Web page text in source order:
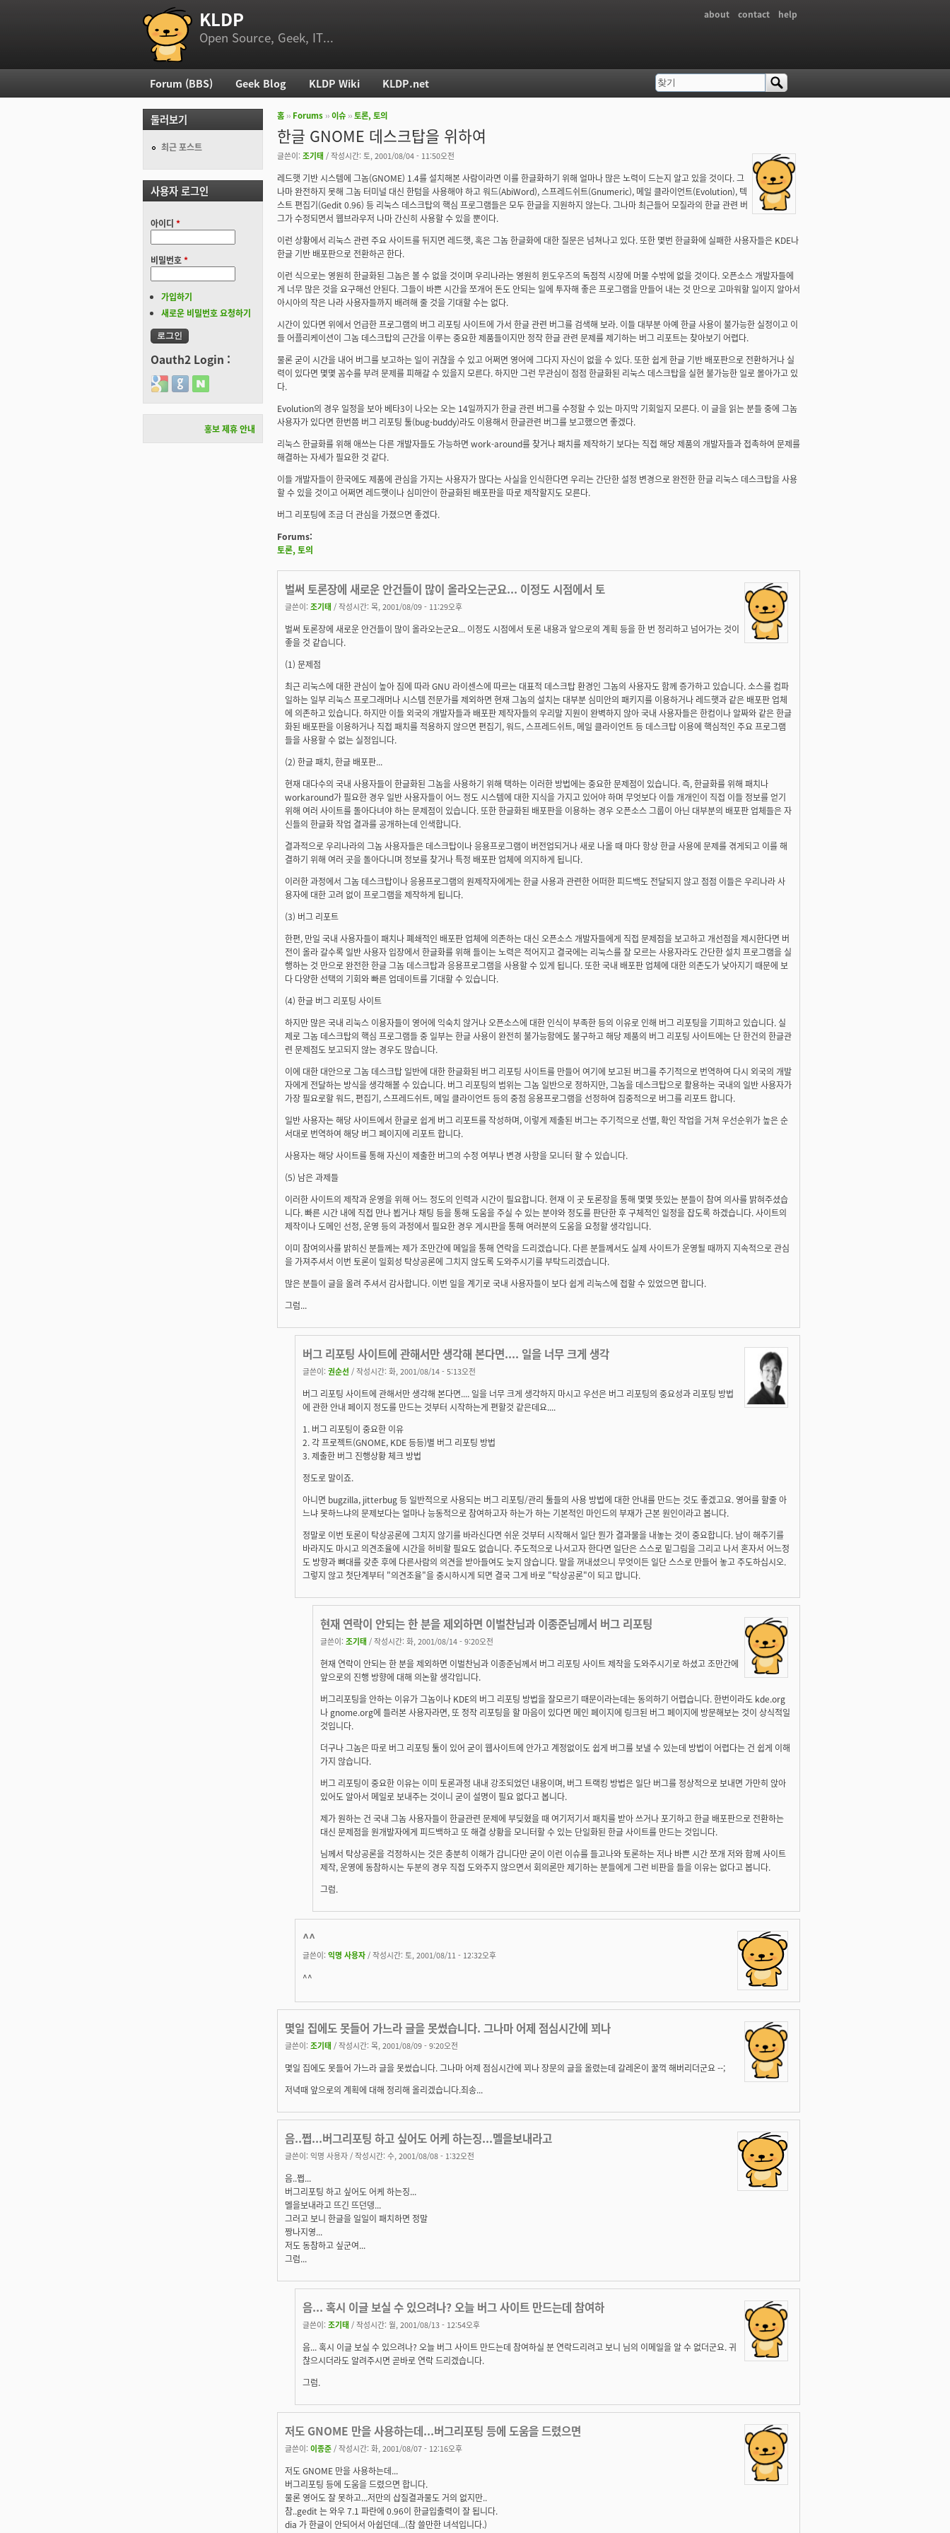
부 메뉴
about contact help
KLDP
Open Source, Geek, IT...
현재 위치
홈 ›› Forums ››이슈 ››토론, 토의
한글 GNOME 데스크탑을 위하여
글쓴이: 조기태 / 작성시간: 토, 2001/08/04 - 11:50오전
레드햇 기반 시스템에 그놈(GNOME) 1.4를 설치해본 사람이라면 이를 한글화하기 위해 얼마나 많은 노력이 드는지 알고 있을 것이다. 그
나마 완전하지 못해 그놈 터미널 대신 한텀을 사용해야 하고 워드(AbiWord), 스프레드쉬트(Gnumeric), 메일 클라이언트(Evolution), 텍
스트 편집기(Gedit 0.96) 등 리눅스 데스크탑의 핵심 프로그램들은 모두 한글을 지원하지 않는다. 그나마 최근들어 모질라의 한글 관련 버
그가 수정되면서 웹브라우저 나마 간신히 사용할 수 있을 뿐이다.
이런 상황에서 리눅스 관련 주요 사이트를 뒤지면 레드햇, 혹은 그놈 한글화에 대한 질문은 넘쳐나고 있다. 또한 몇번 한글화에 실패한 사용자들은 KDE나
한글 기반 배포판으로 전환하곤 한다.
이런 식으로는 영원히 한글화된 그놈은 볼 수 없을 것이며 우리나라는 영원히 윈도우즈의 독점적 시장에 머물 수밖에 없을 것이다. 오픈소스 개발자들에
게 너무 많은 것을 요구해선 안된다. 그들이 바쁜 시간을 쪼개어 돈도 안되는 일에 투자해 좋은 프로그램을 만들어 내는 것 만으로 고마워할 일이지 알아서
아시아의 작은 나라 사용자들까지 배려해 줄 것을 기대할 수는 없다.
시간이 있다면 위에서 언급한 프로그램의 버그 리포팅 사이트에 가서 한글 관련 버그를 검색해 보라. 이들 대부분 아예 한글 사용이 불가능한 실정이고 이
들 어플리케이션이 그놈 데스크탑의 근간을 이루는 중요한 제품들이지만 정작 한글 관련 문제를 제기하는 버그 리포트는 찾아보기 어렵다.
물론 굳이 시간을 내어 버그를 보고하는 일이 귀찮을 수 있고 어쩌면 영어에 그다지 자신이 없을 수 있다. 또한 쉽게 한글 기반 배포판으로 전환하거나 실
력이 있다면 몇몇 꼼수를 부려 문제를 피해갈 수 있을지 모른다. 하지만 그런 무관심이 점점 한글화된 리눅스 데스크탑을 실현 불가능한 일로 몰아가고 있
다.
Evolution의 경우 일정을 보아 베타3이 나오는 오는 14일까지가 한글 관련 버그를 수정할 수 있는 마지막 기회일지 모른다. 이 글을 읽는 분들 중에 그놈
사용자가 있다면 한번쯤 버그 리포팅 툴(bug-buddy)라도 이용해서 한글관련 버그를 보고했으면 좋겠다.
리눅스 한글화를 위해 애쓰는 다른 개발자들도 가능하면 work-around를 찾거나 패치를 제작하기 보다는 직접 해당 제품의 개발자들과 접촉하여 문제를
해결하는 자세가 필요한 것 같다.
이들 개발자들이 한국에도 제품에 관심을 가지는 사용자가 많다는 사실을 인식한다면 우리는 간단한 설정 변경으로 완전한 한글 리눅스 데스크탑을 사용
할 수 있을 것이고 어쩌면 레드햇이나 심미안이 한글화된 배포판을 따로 제작할지도 모른다.
버그 리포팅에 조금 더 관심을 가졌으면 좋겠다.
Forums:
토론, 토의
벌써 토론장에 새로운 안건들이 많이 올라오는군요... 이정도 시점에서 토
글쓴이: 조기태 / 작성시간: 목, 2001/08/09 - 11:29오후
벌써 토론장에 새로운 안건들이 많이 올라오는군요... 이정도 시점에서 토론 내용과 앞으로의 계획 등을 한 번 정리하고 넘어가는 것이
좋을 것 같습니다.
(1) 문제점
최근 리눅스에 대한 관심이 높아 짐에 따라 GNU 라이센스에 따르는 대표적 데스크탑 환경인 그놈의 사용자도 함께 증가하고 있습니다. 소스를 컴파
일하는 일부 리눅스 프로그래머나 시스템 전문가를 제외하면 현재 그놈의 설치는 대부분 심미안의 패키지를 이용하거나 레드햇과 같은 배포판 업체
에 의존하고 있습니다. 하지만 이들 외국의 개발자들과 배포판 제작자들의 우리말 지원이 완벽하지 않아 국내 사용자들은 한컴이나 알짜와 같은 한글
화된 배포판을 이용하거나 직접 패치를 적용하지 않으면 편집기, 워드, 스프레드쉬트, 메일 클라이언트 등 데스크탑 이용에 핵심적인 주요 프로그램
들을 사용할 수 없는 실정입니다.
(2) 한글 패치, 한글 배포판...
현재 대다수의 국내 사용자들이 한글화된 그놈을 사용하기 위해 택하는 이러한 방법에는 중요한 문제점이 있습니다. 즉, 한글화를 위해 패치나
workaround가 필요한 경우 일반 사용자들이 어느 정도 시스템에 대한 지식을 가지고 있어야 하며 무엇보다 이들 개개인이 직접 이들 정보를 얻기
위해 여러 사이트를 돌아다녀야 하는 문제점이 있습니다. 또한 한글화된 배포판을 이용하는 경우 오픈소스 그룹이 아닌 대부분의 배포판 업체들은 자
신들의 한글화 작업 결과를 공개하는데 인색합니다.
결과적으로 우리나라의 그놈 사용자들은 데스크탑이나 응용프로그램이 버전업되거나 새로 나올 때 마다 항상 한글 사용에 문제를 겪게되고 이를 해
결하기 위해 여러 곳을 돌아다니며 정보를 찾거나 특정 배포판 업체에 의지하게 됩니다.
이러한 과정에서 그놈 데스크탑이나 응용프로그램의 원제작자에게는 한글 사용과 관련한 어떠한 피드백도 전달되지 않고 점점 이들은 우리나라 사
용자에 대한 고려 없이 프로그램을 제작하게 됩니다.
(3) 버그 리포트
한편, 만일 국내 사용자들이 패치나 폐쇄적인 배포판 업체에 의존하는 대신 오픈소스 개발자들에게 직접 문제점을 보고하고 개선점을 제시한다면 버
전이 올라 갈수록 일반 사용자 입장에서 한글화를 위해 들이는 노력은 적어지고 결국에는 리눅스를 잘 모르는 사용자라도 간단한 설치 프로그램을 실
행하는 것 만으로 완전한 한글 그놈 데스크탑과 응용프로그램을 사용할 수 있게 됩니다. 또한 국내 배포판 업체에 대한 의존도가 낮아지기 때문에 보
다 다양한 선택의 기회와 빠른 업데이트를 기대할 수 있습니다.
(4) 한글 버그 리포팅 사이트
하지만 많은 국내 리눅스 이용자들이 영어에 익숙치 않거나 오픈소스에 대한 인식이 부족한 등의 이유로 인해 버그 리포팅을 기피하고 있습니다. 실
제로 그놈 데스크탑의 핵심 프로그램들 중 일부는 한글 사용이 완전히 불가능함에도 불구하고 해당 제품의 버그 리포팅 사이트에는 단 한건의 한글관
련 문제점도 보고되지 않는 경우도 많습니다.
이에 대한 대안으로 그놈 데스크탑 일반에 대한 한글화된 버그 리포팅 사이트를 만들어 여기에 보고된 버그를 주기적으로 번역하여 다시 외국의 개발
자에게 전달하는 방식을 생각해볼 수 있습니다. 버그 리포팅의 범위는 그놈 일반으로 정하지만, 그놈을 데스크탑으로 활용하는 국내의 일반 사용자가
가장 필요로할 워드, 편집기, 스프레드쉬트, 메일 클라이언트 등의 중점 응용프로그램을 선정하여 집중적으로 버그를 리포트 합니다.
일반 사용자는 해당 사이트에서 한글로 쉽게 버그 리포트를 작성하며, 이렇게 제출된 버그는 주기적으로 선별, 확인 작업을 거쳐 우선순위가 높은 순
서대로 번역하여 해당 버그 페이지에 리포트 합니다.
사용자는 해당 사이트를 통해 자신이 제출한 버그의 수정 여부나 변경 사항을 모니터 할 수 있습니다.
(5) 남은 과제들
이러한 사이트의 제작과 운영을 위해 어느 정도의 인력과 시간이 필요합니다. 현재 이 곳 토론장을 통해 몇몇 뜻있는 분들이 참여 의사를 밝혀주셨습
니다. 빠른 시간 내에 직접 만나 뵙거나 채팅 등을 통해 도움을 주실 수 있는 분야와 정도를 판단한 후 구체적인 일정을 잡도록 하겠습니다. 사이트의
제작이나 도메인 선정, 운영 등의 과정에서 필요한 경우 게시판을 통해 여러분의 도움을 요청할 생각입니다.
이미 참여의사를 밝히신 분들께는 제가 조만간에 메일을 통해 연락을 드리겠습니다. 다른 분들께서도 실제 사이트가 운영될 때까지 지속적으로 관심
을 가져주셔서 이번 토론이 일회성 탁상공론에 그치지 않도록 도와주시기를 부탁드리겠습니다.
많은 분들이 글을 올려 주셔서 감사합니다. 이번 일을 계기로 국내 사용자들이 보다 쉽게 리눅스에 접할 수 있었으면 합니다.
그럼...
버그 리포팅 사이트에 관해서만 생각해 본다면.... 일을 너무 크게 생각
글쓴이: 권순선 / 작성시간: 화, 2001/08/14 - 5:13오전
버그 리포팅 사이트에 관해서만 생각해 본다면.... 일을 너무 크게 생각하지 마시고 우선은 버그 리포팅의 중요성과 리포팅 방법
에 관한 안내 페이지 정도를 만드는 것부터 시작하는게 편할것 같은데요....
1. 버그 리포팅이 중요한 이유
2. 각 프로젝트(GNOME, KDE 등등)별 버그 리포팅 방법
3. 제출한 버그 진행상황 체크 방법
정도로 말이죠.
아니면 bugzilla, jitterbug 등 일반적으로 사용되는 버그 리포팅/관리 툴들의 사용 방법에 대한 안내를 만드는 것도 좋겠고요. 영어를 할줄 아
느냐 못하느냐의 문제보다는 얼마나 능동적으로 참여하고자 하는가 하는 기본적인 마인드의 부재가 근본 원인이라고 봅니다.
정말로 이번 토론이 탁상공론에 그치지 않기를 바라신다면 쉬운 것부터 시작해서 일단 뭔가 결과물을 내놓는 것이 중요합니다. 남이 해주기를
바라지도 마시고 의견조율에 시간을 허비할 필요도 없습니다. 주도적으로 나서고자 한다면 일단은 스스로 밑그림을 그리고 나서 혼자서 어느정
도 방향과 뼈대를 갖춘 후에 다른사람의 의견을 받아들여도 늦지 않습니다. 말을 꺼내셨으니 무엇이든 일단 스스로 만들어 놓고 주도하십시오.
그렇지 않고 첫단계부터 "의견조율"을 중시하시게 되면 결국 그게 바로 "탁상공론"이 되고 맙니다.
현재 연락이 안되는 한 분을 제외하면 이벌찬님과 이종준님께서 버그 리포팅
글쓴이: 조기태 / 작성시간: 화, 2001/08/14 - 9:20오전
현재 연락이 안되는 한 분을 제외하면 이벌찬님과 이종준님께서 버그 리포팅 사이트 제작을 도와주시기로 하셨고 조만간에
앞으로의 진행 방향에 대해 의논할 생각입니다.
버그리포팅을 안하는 이유가 그놈이나 KDE의 버그 리포팅 방법을 잘모르기 때문이라는데는 동의하기 어렵습니다. 한번이라도 kde.org
나 gnome.org에 들러본 사용자라면, 또 정작 리포팅을 할 마음이 있다면 메인 페이지에 링크된 버그 페이지에 방문해보는 것이 상식적일
것입니다.
더구나 그놈은 따로 버그 리포팅 툴이 있어 굳이 웹사이트에 안가고 계정없이도 쉽게 버그를 보낼 수 있는데 방법이 어렵다는 건 쉽게 이해
가지 않습니다.
버그 리포팅이 중요한 이유는 이미 토론과정 내내 강조되었던 내용이며, 버그 트랙킹 방법은 일단 버그를 정상적으로 보내면 가만히 앉아
있어도 알아서 메일로 보내주는 것이니 굳이 설명이 필요 없다고 봅니다.
제가 원하는 건 국내 그놈 사용자들이 한글관련 문제에 부딪혔을 때 여기저기서 패치를 받아 쓰거나 포기하고 한글 배포판으로 전환하는
대신 문제점을 원개발자에게 피드백하고 또 해결 상황을 모니터할 수 있는 단일화된 한글 사이트를 만드는 것입니다.
님께서 탁상공론을 걱정하시는 것은 충분히 이해가 갑니다만 굳이 이런 이슈를 들고나와 토론하는 저나 바쁜 시간 쪼개 저와 함께 사이트
제작, 운영에 동참하시는 두분의 경우 직접 도와주지 않으면서 회의론만 제기하는 분들에게 그런 비판을 들을 이유는 없다고 봅니다.
그럼.
^^
글쓴이: 익명 사용자 / 작성시간: 토, 2001/08/11 - 12:32오후
^^
몇일 집에도 못들어 가느라 글을 못썼습니다. 그나마 어제 점심시간에 꾀나
글쓴이: 조기태 / 작성시간: 목, 2001/08/09 - 9:20오전
몇일 집에도 못들어 가느라 글을 못썼습니다. 그나마 어제 점심시간에 꾀나 장문의 글을 올렸는데 갈레온이 꿀꺽 해버리더군요 --;
저녁때 앞으로의 계획에 대해 정리해 올리겠습니다.죄송...
음..쩝...버그리포팅 하고 싶어도 어케 하는징...멜을보내라고
글쓴이: 익명 사용자 / 작성시간: 수, 2001/08/08 - 1:32오전
음..쩝...
버그리포팅 하고 싶어도 어케 하는징...
멜을보내라고 뜨긴 뜨던뎅...
그러고 보니 한글을 일일이 패치하면 정말
짱나지영...
저도 동참하고 싶군여...
그럼...
음... 혹시 이글 보실 수 있으려나? 오늘 버그 사이트 만드는데 참여하
글쓴이: 조기태 / 작성시간: 월, 2001/08/13 - 12:54오후
음... 혹시 이글 보실 수 있으려나? 오늘 버그 사이트 만드는데 참여하실 분 연락드리려고 보니 님의 이메일을 알 수 없더군요. 귀
찮으시더라도 알려주시면 곧바로 연락 드리겠습니다.
그럼.
저도 GNOME 만을 사용하는데...버그리포팅 등에 도움을 드렸으면
글쓴이: 이종준 / 작성시간: 화, 2001/08/07 - 12:16오후
저도 GNOME 만을 사용하는데...
버그리포팅 등에 도움을 드렸으면 합니다.
물론 영어도 잘 못하고...저만의 삽질결과물도 거의 없지만..
참..gedit 는 와우 7.1 파란에 0.96이 한글입출력이 잘 됩니다.
dia 가 한글이 안되어서 아쉽던데...(참 쓸만한 녀석입니다.)
주 메뉴
Forum (BBS) Geek Blog KLDP Wiki KLDP.net 검색 폼
찾기
둘러보기
최근 포스트
사용자 로그인
아이디 *
비밀번호*
가입하기
새로운 비밀번호 요청하기
Oauth2 Login :
Login with Google
Login with GitHub
Login with Naver
홍보 제휴 안내